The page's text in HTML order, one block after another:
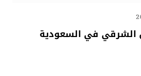
الشرقي في السعودية